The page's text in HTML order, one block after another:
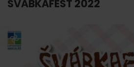
ŠVÁBKAFEST 2022